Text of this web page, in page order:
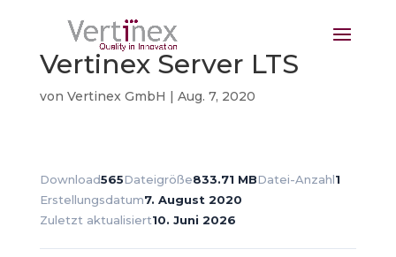
Vertinex Server LTS
von Vertinex GmbH | Aug. 7, 2020
Download565Dateigröße833.71 MBDatei-Anzahl1
Erstellungsdatum7. August 2020
Zuletzt aktualisiert10. Juni 2026